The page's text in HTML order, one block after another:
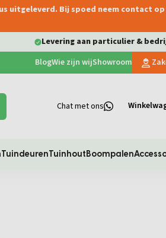
uitgeleverd. Bij spoed neem contact
Levering aan particulier &
BlogWie zijn wijShowroom
Chat met ons
TuindeurenTuinhoutBoompalen